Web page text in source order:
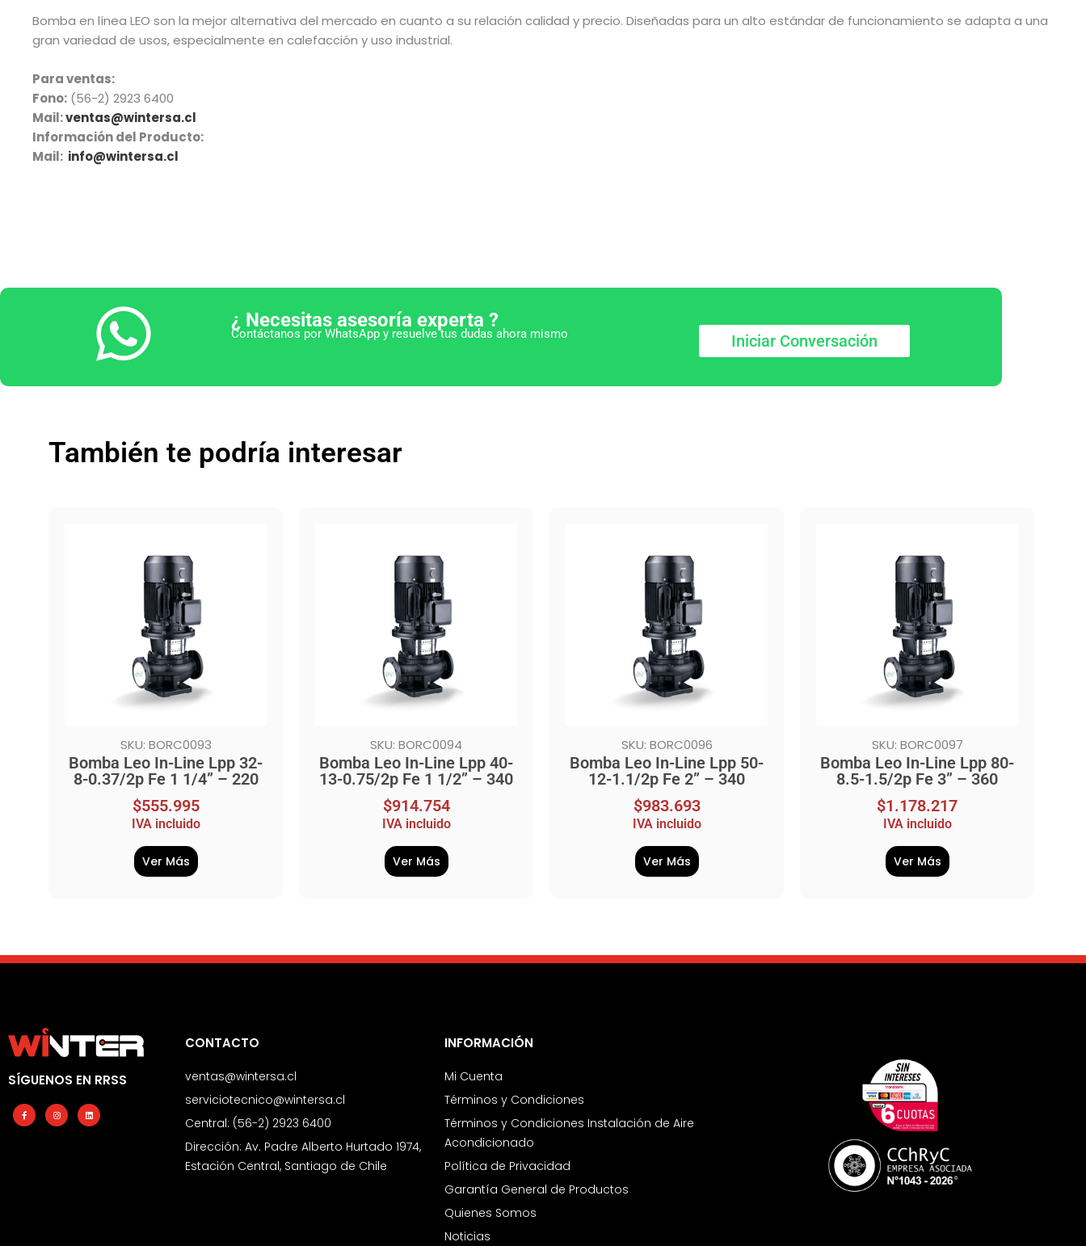
Bomba en línea LEO son la mejor alternativa del mercado en cuanto a su relación calidad y precio. Diseñadas para un alto estándar de funcionamiento se adapta a una
gran variedad de usos, especialmente en calefacción y uso industrial.
Para ventas:
Fono: (56-2) 2923 6400
Mail:ventas@wintersa.cl
Información del Producto:
Mail: info@wintersa.cl
¿ Necesitas asesoría experta ?
Contáctanos por WhatsApp y resuelve tus dudas ahora mismo Iniciar Conversación
También te podría interesar
SKU: BORC0093
Bomba Leo In-Line Lpp 32-
8-0.37/2p Fe 1 1/4” – 220
$555.995
IVA incluido
Ver Más
SKU: BORC0094
Bomba Leo In-Line Lpp 40-
13-0.75/2p Fe 1 1/2” – 340
$914.754
IVA incluido
Ver Más
SKU: BORC0096
Bomba Leo In-Line Lpp 50-
12-1.1/2p Fe 2” – 340
$983.693
IVA incluido
Ver Más
SKU: BORC0097
Bomba Leo In-Line Lpp 80-
8.5-1.5/2p Fe 3” – 360
$1.178.217
IVA incluido
Ver Más
SÍGUENOS EN RRSS
Facebook-
f
InstagramLinkedin
CONTACTO
ventas@wintersa.cl
serviciotecnico@wintersa.cl
Central: (56-2) 2923 6400
Dirección: Av. Padre Alberto Hurtado 1974,
Estación Central, Santiago de Chile
INFORMACIÓN
Mi Cuenta
Términos y Condiciones
Términos y Condiciones Instalación de Aire
Acondicionado
Política de Privacidad
Garantía General de Productos
Quienes Somos
Noticias